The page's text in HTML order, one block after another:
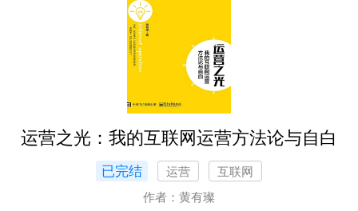
运营之光：我的互联网运营方法论与自白
已完结 运营
互联网
作者： 黄有璨